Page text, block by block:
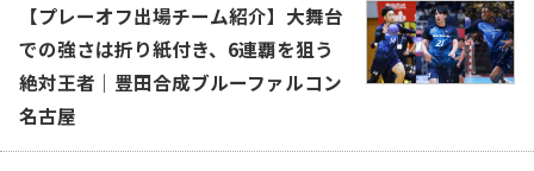
【プレーオフ出場チーム紹介】大舞台
での強さは折り紙付き、6連覇を狙う
絶対王者｜豊田合成ブルーファルコン
名古屋